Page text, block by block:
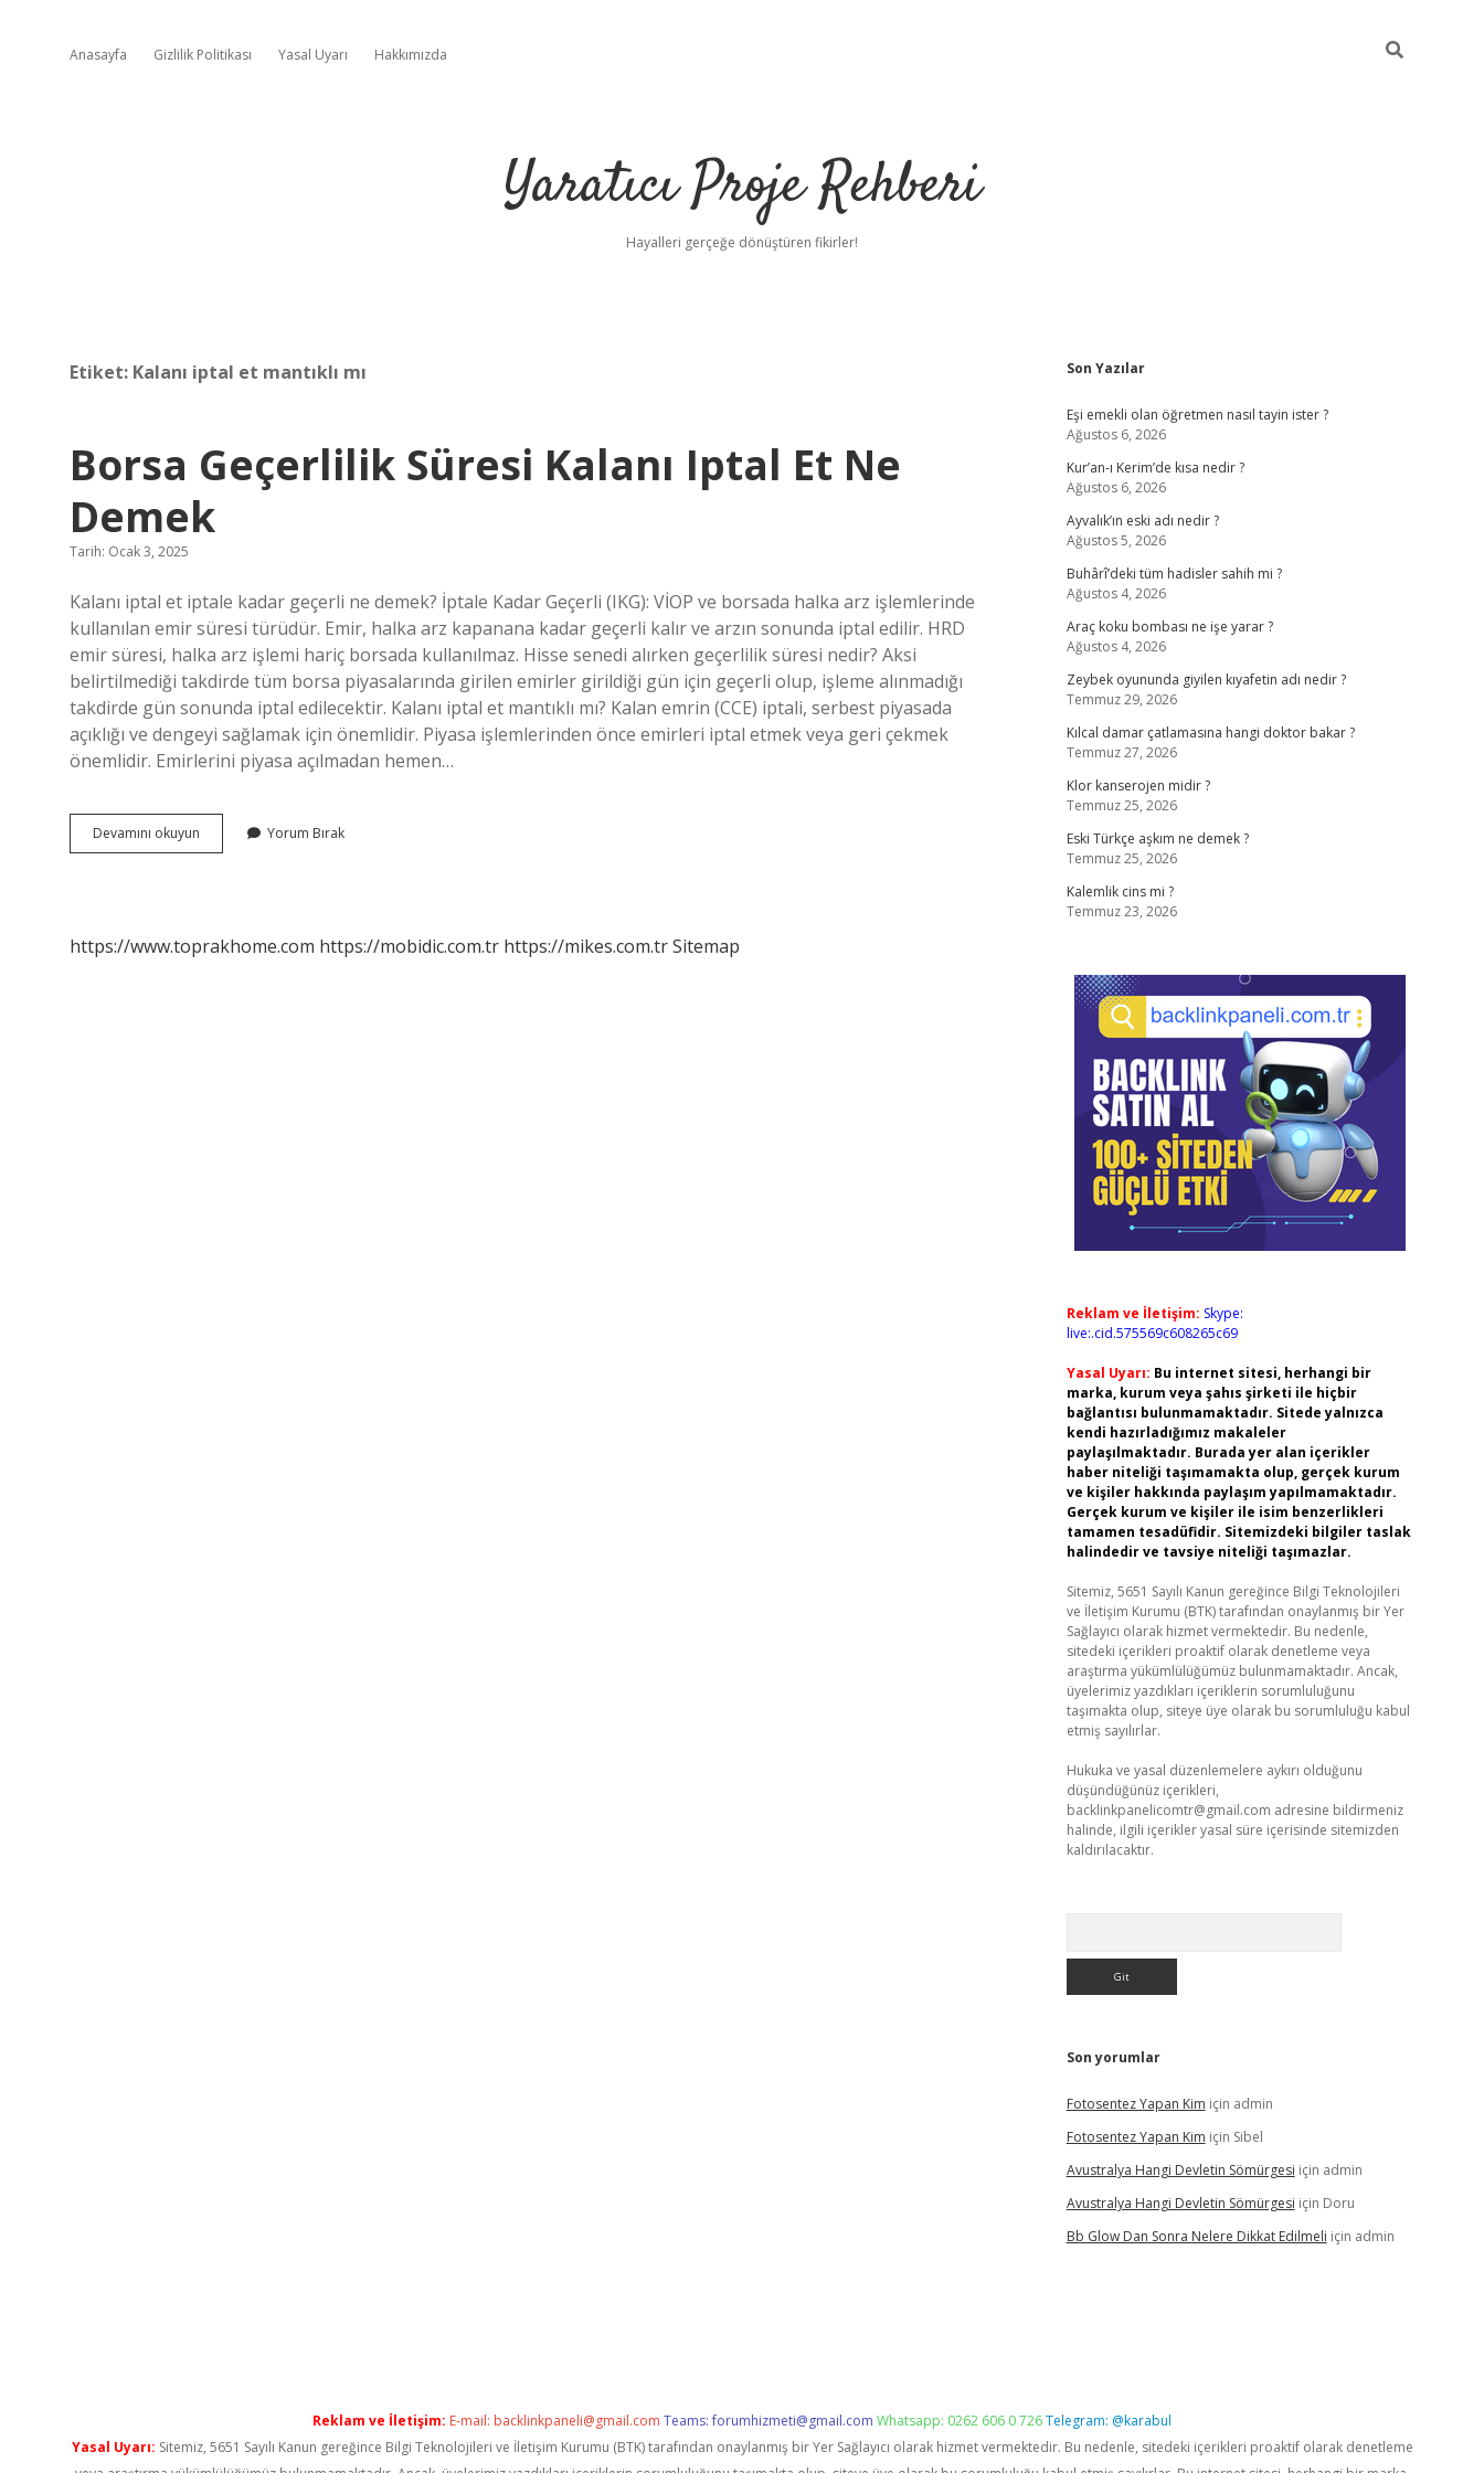
Anasayfa Gizlilik Politikası Yasal Uyarı Hakkımızda
Yaratıcı Proje Rehberi
Hayalleri gerçeğe dönüştüren fikirler!
Etiket: Kalanı iptal et mantıklı mı
Borsa Geçerlilik Süresi Kalanı Iptal Et Ne
Demek
Tarih: Ocak 3, 2025
Kalanı iptal et iptale kadar geçerli ne demek? İptale Kadar Geçerli (IKG): VİOP ve borsada halka arz işlemlerinde
kullanılan emir süresi türüdür. Emir, halka arz kapanana kadar geçerli kalır ve arzın sonunda iptal edilir. HRD
emir süresi, halka arz işlemi hariç borsada kullanılmaz. Hisse senedi alırken geçerlilik süresi nedir? Aksi
belirtilmediği takdirde tüm borsa piyasalarında girilen emirler girildiği gün için geçerli olup, işleme alınmadığı
takdirde gün sonunda iptal edilecektir. Kalanı iptal et mantıklı mı? Kalan emrin (CCE) iptali, serbest piyasada
açıklığı ve dengeyi sağlamak için önemlidir. Piyasa işlemlerinden önce emirleri iptal etmek veya geri çekmek
önemlidir. Emirlerini piyasa açılmadan hemen…
Devamını okuyun
Geçerlilik
Ne
Yorum Bırak
https://www.toprakhome.com https://mobidic.com.tr https://mikes.com.trSitemap
Sidebar
Son Yazılar
Eşi emekli olan öğretmen nasıl tayin ister ?
Ağustos 6, 2026
Kur’an-ı Kerim’de kısa nedir ?
Ağustos 6, 2026
Ayvalık’ın eski adı nedir ?
Ağustos 5, 2026
Buhârî’deki tüm hadisler sahih mi ?
Ağustos 4, 2026
Araç koku bombası ne işe yarar ?
Ağustos 4, 2026
Zeybek oyununda giyilen kıyafetin adı nedir ?
Temmuz 29, 2026
Kılcal damar çatlamasına hangi doktor bakar ?
Temmuz 27, 2026
Klor kanserojen midir ?
Temmuz 25, 2026
Eski Türkçe aşkım ne demek ?
Temmuz 25, 2026
Kalemlik cins mi ?
Temmuz 23, 2026
Reklam ve İletişim: Skype:
live:.cid.575569c608265c69
Yasal Uyarı: Bu internet sitesi, herhangi bir
marka, kurum veya şahıs şirketi ile hiçbir
bağlantısı bulunmamaktadır. Sitede yalnızca
kendi hazırladığımız makaleler
paylaşılmaktadır. Burada yer alan içerikler
haber niteliği taşımamakta olup, gerçek kurum
ve kişiler hakkında paylaşım yapılmamaktadır.
Gerçek kurum ve kişiler ile isim benzerlikleri
tamamen tesadüfidir. Sitemizdeki bilgiler taslak
halindedir ve tavsiye niteliği taşımazlar.
Sitemiz, 5651 Sayılı Kanun gereğince Bilgi Teknolojileri
ve İletişim Kurumu (BTK) tarafından onaylanmış bir Yer
Sağlayıcı olarak hizmet vermektedir. Bu nedenle,
sitedeki içerikleri proaktif olarak denetleme veya
araştırma yükümlülüğümüz bulunmamaktadır. Ancak,
üyelerimiz yazdıkları içeriklerin sorumluluğunu
taşımakta olup, siteye üye olarak bu sorumluluğu kabul
etmiş sayılırlar.
Hukuka ve yasal düzenlemelere aykırı olduğunu
düşündüğünüz içerikleri,
backlinkpanelicomtr@gmail.com adresine bildirmeniz
halinde, ilgili içerikler yasal süre içerisinde sitemizden
kaldırılacaktır.
Son yorumlar
Fotosentez Yapan Kim için admin
Fotosentez Yapan Kim için Sibel
Avustralya Hangi Devletin Sömürgesi için admin
Avustralya Hangi Devletin Sömürgesi için Doru
Bb Glow Dan Sonra Nelere Dikkat Edilmeli için admin
Reklam ve İletişim: E-mail: backlinkpaneli@gmail.com Teams:forumhizmeti@gmail.com Whatsapp: 0262 606 0 726Telegram: @karabul
Yasal Uyarı: Sitemiz, 5651 Sayılı Kanun gereğince Bilgi Teknolojileri ve İletişim Kurumu (BTK) tarafından onaylanmış bir Yer Sağlayıcı olarak hizmet vermektedir. Bu nedenle, sitedeki içerikleri proaktif olarak denetleme